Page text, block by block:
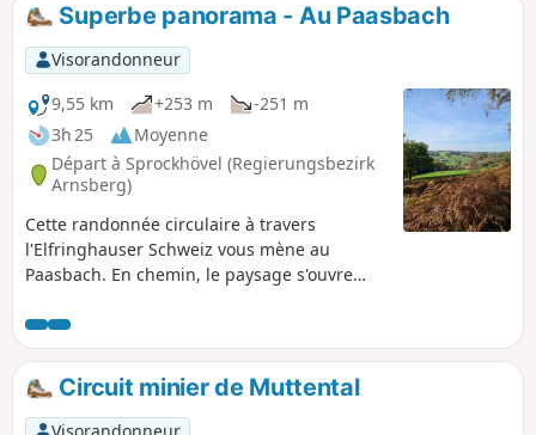
Superbe panorama - Au Paasbach
Visorandonneur
9,55 km
+253 m
-251 m
3h 25
Moyenne
Départ à Sprockhövel (Regierungsbezirk
Arnsberg)
Cette randonnée circulaire à travers
l'Elfringhauser Schweiz vous mène au
Paasbach. En chemin, le paysage s'ouvre
Circuit minier de Muttental